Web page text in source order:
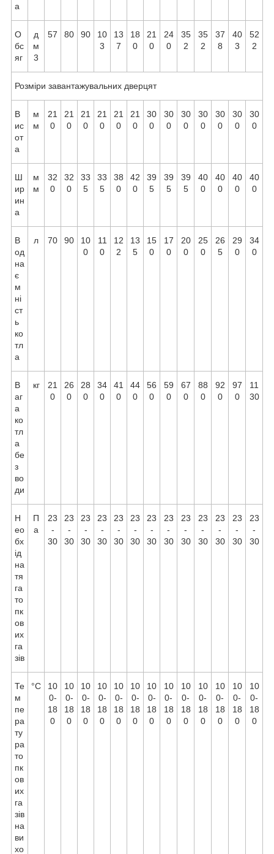
а
О
бс
яг
д
м
3
57 80 90
10
3
13
7
18
0
21
0
24
0
35
2
35
2
37
8
40
3
52
2
Розміри завантажувальних дверцят
В
ис
от
а
м
м
21
0
21
0
21
0
21
0
21
0
21
0
30
0
30
0
30
0
30
0
30
0
30
0
30
0
Ш
ир
ин
а
м
м
32
0
32
0
33
5
33
5
38
0
42
0
39
5
39
5
39
5
40
0
40
0
40
0
40
0
В
од
на
є
м
ні
ст
ь
ко
тл
а
л 70 90
10
0
11
0
12
2
13
5
15
0
17
0
20
0
25
0
26
5
29
0
34
0
В
аг
а
ко
тл
а
бе
з
во
ди
кг
21
0
26
0
28
0
34
0
41
0
44
0
56
0
59
0
67
0
88
0
92
0
97
0
11
30
Н
ео
бх
ід
на
тя
га
то
пк
ов
их
га
зів
П
а
23
-
30
23
-
30
23
-
30
23
-
30
23
-
30
23
-
30
23
-
30
23
-
30
23
-
30
23
-
30
23
-
30
23
-
30
23
-
30
Те
м
пе
ра
ту
ра
то
пк
ов
их
га
зів
на
ви
хо
°C
10
0-
18
0
10
0-
18
0
10
0-
18
0
10
0-
18
0
10
0-
18
0
10
0-
18
0
10
0-
18
0
10
0-
18
0
10
0-
18
0
10
0-
18
0
10
0-
18
0
10
0-
18
0
10
0-
18
0